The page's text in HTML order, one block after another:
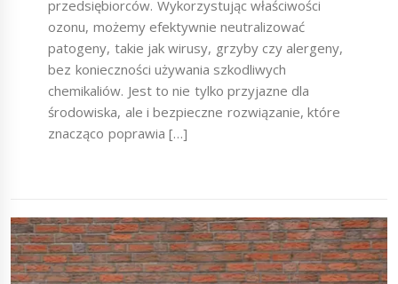
przedsiębiorców. Wykorzystując właściwości
ozonu, możemy efektywnie neutralizować
patogeny, takie jak wirusy, grzyby czy alergeny,
bez konieczności używania szkodliwych
chemikaliów. Jest to nie tylko przyjazne dla
środowiska, ale i bezpieczne rozwiązanie, które
znacząco poprawia […]